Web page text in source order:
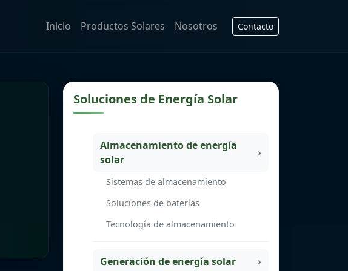
Inicio Productos Solares Nosotros Contacto
Soluciones de Energía Solar
Almacenamiento de energía
solar
Sistemas de almacenamiento
Soluciones de baterías
Tecnología de almacenamiento
Generación de energía solar